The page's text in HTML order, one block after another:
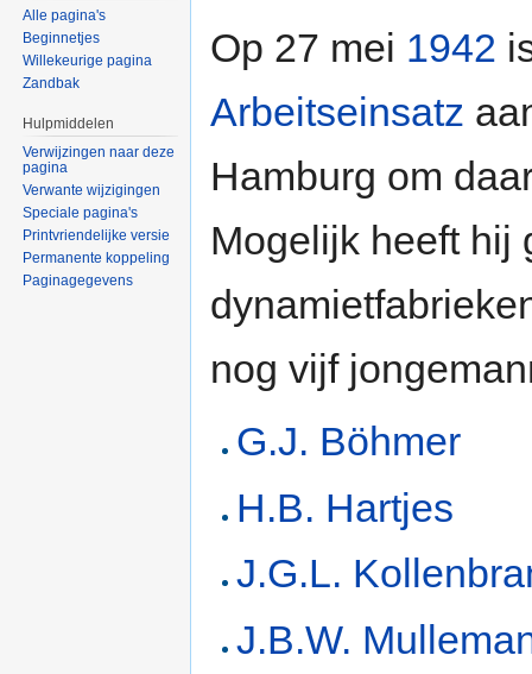
Op 27 mei 1942
Arbeitseinsatz
Hamburg om
Mogelijk heeft hij
nog vijf
G.J. Böhmer
H.B. Hartjes
J.G.L.
J.B.W.
Alle pagina's
Beginnetjes
Willekeurige pagina
Zandbak
Hulpmiddelen
Verwijzingen naar deze
pagina
Verwante wijzigingen
Speciale pagina's
Printvriendelijke versie
Permanente koppeling
Paginagegevens